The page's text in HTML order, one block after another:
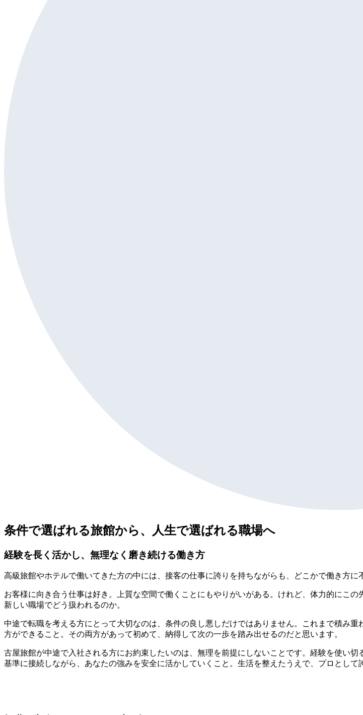
条件で選ばれる旅館から、人生で選ばれる職場へ
経験を長く活かし、無理なく磨き続ける働き方
高級旅館やホテルで働いてきた方の中には、接客の仕事に誇りを持ちながらも、どこかで働き方に
お客様に向き合う仕事は好き。上質な空間で働くことにもやりがいがある。けれど、体力的にこ
新しい職場でどう扱われるのか。
中途で転職を考える方にとって大切なのは、条件の良し悪しだけではありません。これまで積み
方ができること。その両方があって初めて、納得して次の一歩を踏み出せるのだと思います。
古屋旅館が中途で入社される方にお約束したいのは、無理を前提にしないことです。経験を使い
基準に接続しながら、あなたの強みを安全に活かしていくこと。生活を整えたうえで、プロとして